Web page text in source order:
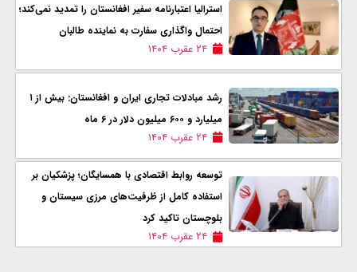
استرالیا اعتبارنامه سفیر افغانستان را تمدید نمی‌کند؛
احتمال واگذاری سفارت به نماینده طالبان
۲۴ عقرب ۱۴۰۴
رشد مبادلات تجاری ایران و افغانستان: بیش از ۱
میلیارد و ۶۰۰ میلیون دلار در ۶ ماه
۲۴ عقرب ۱۴۰۴
توسعه روابط اقتصادی با همسایگان؛ پزشکیان بر
استفاده کامل از ظرفیت‌های مرزی سیستان و
بلوچستان تاکید کرد
۲۴ عقرب ۱۴۰۴